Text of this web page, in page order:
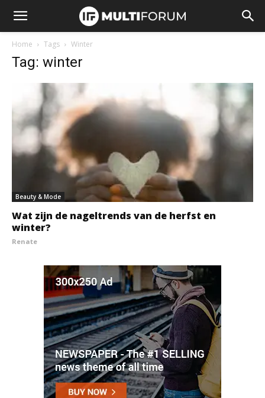
Home Tags Winter
Tag: winter
Beauty & Mode
Wat zijn de nageltrends van de herfst en
winter?
Renate